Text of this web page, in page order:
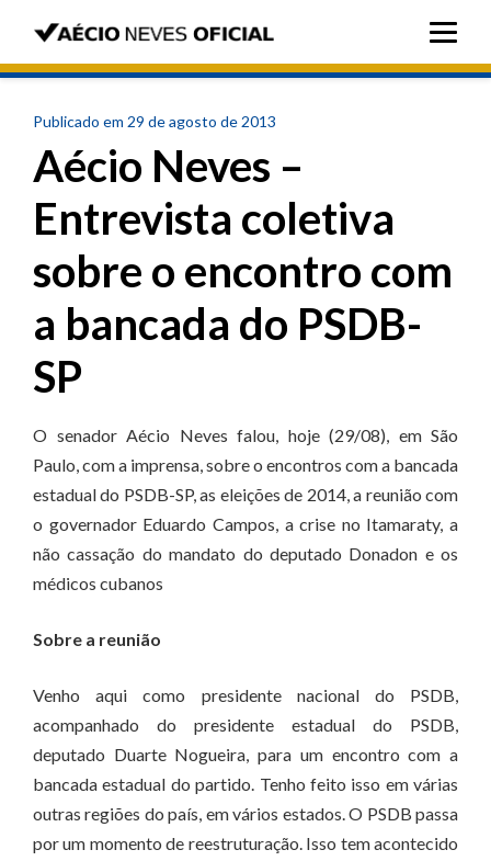
Publicado em 29 de agosto de 2013
Aécio Neves –
Entrevista coletiva
sobre o encontro com
a bancada do PSDB-
SP
O senador Aécio Neves falou, hoje (29/08), em São
Paulo, com a imprensa, sobre o encontros com a bancada
estadual do PSDB-SP, as eleições de 2014, a reunião com
o governador Eduardo Campos, a crise no Itamaraty, a
não cassação do mandato do deputado Donadon e os
médicos cubanos
Sobre a reunião
Venho aqui como presidente nacional do PSDB,
acompanhado do presidente estadual do PSDB,
deputado Duarte Nogueira, para um encontro com a
bancada estadual do partido. Tenho feito isso em várias
outras regiões do país, em vários estados. O PSDB passa
por um momento de reestruturação. Isso tem acontecido